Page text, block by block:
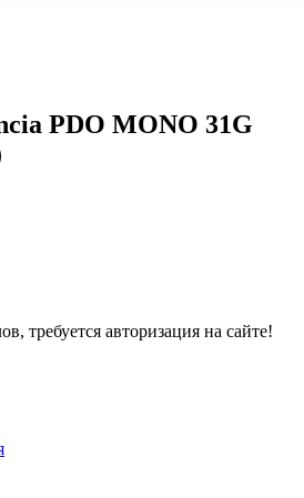
PDO MONO 31G
требуется авторизация на сайте!